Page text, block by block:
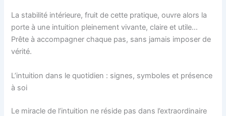
La stabilité intérieure, fruit de cette pratique, ouvre alors la
porte à une intuition pleinement vivante, claire et utile…
Prête à accompagner chaque pas, sans jamais imposer de
vérité.
L’intuition dans le quotidien : signes, symboles et présence
à soi
Le miracle de l’intuition ne réside pas dans l’extraordinaire